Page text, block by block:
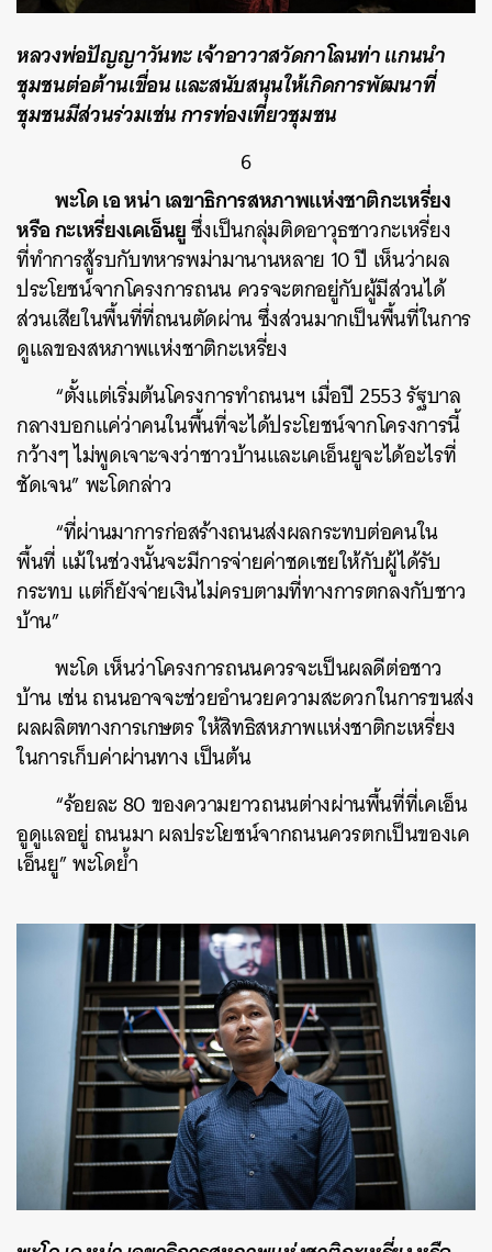
หลวงพ่อปัญญาวันทะ เจ้าอาวาสวัดกาโลนท่า แกนนำ
ชุมชนต่อต้านเขื่อน และสนับสนุนให้เกิดการพัฒนาที่
ชุมชนมีส่วนร่วมเช่น การท่องเที่ยวชุมชน
6
พะโด เอ หน่า เลขาธิการสหภาพแห่งชาติกะเหรี่ยง
หรือ กะเหรี่ยงเคเอ็นยูซึ่งเป็นกลุ่มติดอาวุธชาวกะเหรี่ยง
ที่ทำการสู้รบกับทหารพม่ามานานหลาย 10 ปี เห็นว่าผล
ประโยชน์จากโครงการถนน ควรจะตกอยู่กับผู้มีส่วนได้
ส่วนเสียในพื้นที่ที่ถนนตัดผ่าน ซึ่งส่วนมากเป็นพื้นที่ในการ
ดูแลของสหภาพแห่งชาติกะเหรี่ยง
“ตั้งแต่เริ่มต้นโครงการทำถนนฯ เมื่อปี 2553 รัฐบาล
กลางบอกแค่ว่าคนในพื้นที่จะได้ประโยชน์จากโครงการนี้
กว้างๆ ไม่พูดเจาะจงว่าชาวบ้านและเคเอ็นยูจะได้อะไรที่
ชัดเจน” พะโดกล่าว
“ที่ผ่านมาการก่อสร้างถนนส่งผลกระทบต่อคนใน
พื้นที่ แม้ในช่วงนั้นจะมีการจ่ายค่าชดเชยให้กับผู้ได้รับ
กระทบ แต่ก็ยังจ่ายเงินไม่ครบตามที่ทางการตกลงกับชาว
บ้าน”
พะโด เห็นว่าโครงการถนนควรจะเป็นผลดีต่อชาว
บ้าน เช่น ถนนอาจจะช่วยอำนวยความสะดวกในการขนส่ง
ผลผลิตทางการเกษตร ให้สิทธิสหภาพแห่งชาติกะเหรี่ยง
ในการเก็บค่าผ่านทาง เป็นต้น
“ร้อยละ 80 ของความยาวถนนต่างผ่านพื้นที่ที่เคเอ็น
อูดูแลอยู่ ถนนมา ผลประโยชน์จากถนนควรตกเป็นของเค
เอ็นยู” พะโดย้ำ